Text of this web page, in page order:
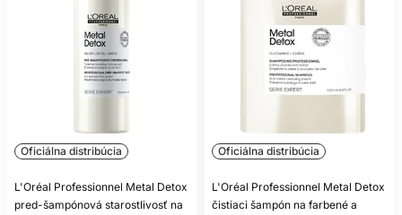
Oficiálna distribúcia
L'Oréal Professionnel Metal Detox
pred-šampónová starostlivosť na
Oficiálna distribúcia
L'Oréal Professionnel Metal Detox
čistiaci šampón na farbené a